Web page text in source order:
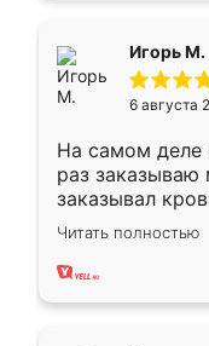
Игорь М.
6 августа
На самом деле
раз заказываю
заказывал
ребёнка при
заказал шкаф-
хорошее
Читать полностью